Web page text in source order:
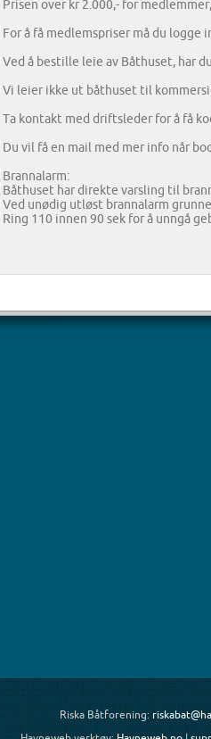
Prisen over kr 2.000,- for
For å få medlemspriser må du logge
Ved å bestille leie av Båthuset, har
Vi leier ikke ut båthuset til
Ta kontakt med driftsleder for å få
Du vil få en mail med mer info når
Brannalarm:
Båthuset har direkte varsling til
Ved unødig utløst brannalarm
Ring 110 innen 90 sek for å unngå
Riska Båtforening: